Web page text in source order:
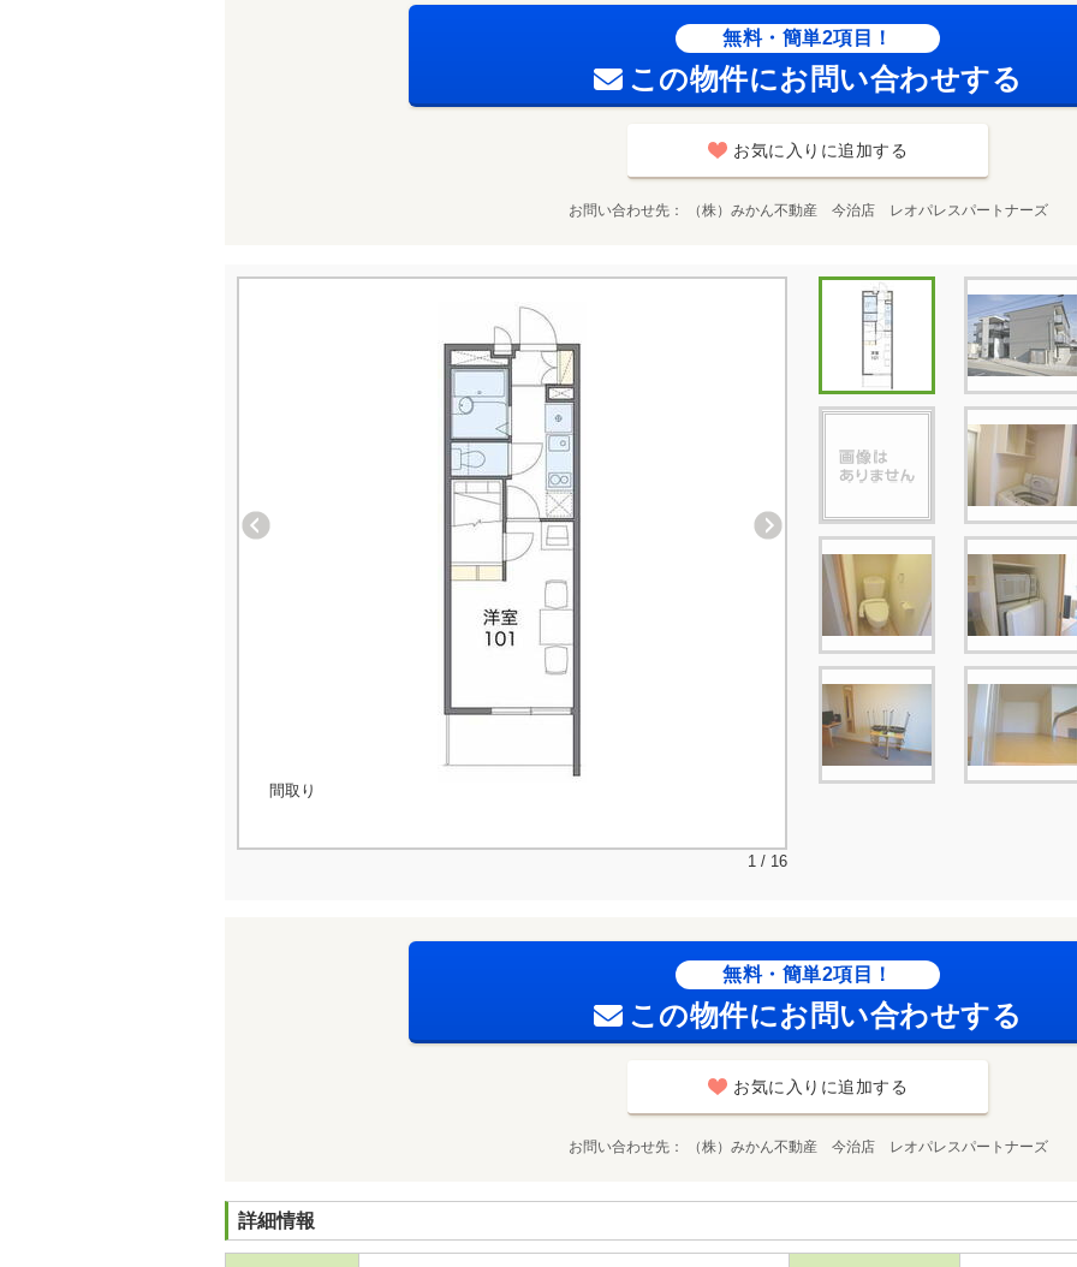
無料・簡単2項目！
この物件にお問い合わせする
お気に入りに追加する
お問い合わせ先 （株）みかん不動産 今治店 レオパレスパートナーズ
間取り
1 / 16
無料・簡単2項目！
この物件にお問い合わせする
お気に入りに追加する
お問い合わせ先 （株）みかん不動産 今治店 レオパレスパートナーズ
詳細情報